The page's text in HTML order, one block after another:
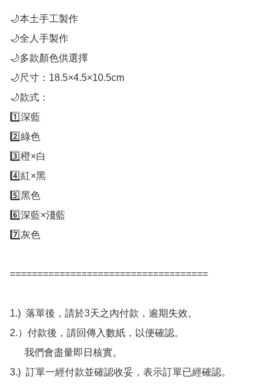
🌙本土手工製作
🌙全人手製作
🌙多款顏色供選擇
🌙尺寸：18.5×4.5×10.5cm
🌙款式：
1️⃣深藍
2️⃣綠色
3️⃣橙×白
4️⃣紅×黑
5️⃣黑色
6️⃣深藍×淺藍
7️⃣灰色
====================================
1.)  落單後，請於3天之內付款，逾期失效。
2.）付款後，請回傳入數紙，以便確認。
我們會盡量即日核實。
3.)  訂單一經付款並確認收妥，表示訂單已經確認。